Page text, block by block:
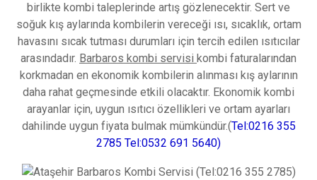
birlikte kombi taleplerinde artış gözlenecektir. Sert ve
soğuk kış aylarında kombilerin vereceği ısı, sıcaklık, ortam
havasını sıcak tutması durumları için tercih edilen ısıtıcılar
arasındadır. Barbaros kombi servisi kombi faturalarından
korkmadan en ekonomik kombilerin alınması kış aylarının
daha rahat geçmesinde etkili olacaktır. Ekonomik kombi
arayanlar için, uygun ısıtıcı özellikleri ve ortam ayarları
dahilinde uygun fiyata bulmak mümkündür.(Tel:0216 355
2785 Tel:0532 691 5640)